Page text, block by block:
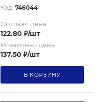
Код: 746044
Оптовая цена
122.80 ₽/шт
Розничная цена
137.50 ₽/шт
В КОРЗИНУ